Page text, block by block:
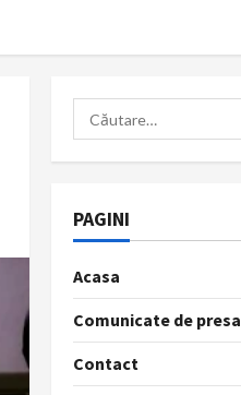
Caută
după:
PAGINI
Acasa
Comunicate de presa
Contact